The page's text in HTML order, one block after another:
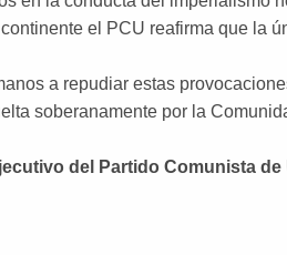
el PCU reafirma que la
a repudiar estas
soberanamente por la
del Partido Comunista de